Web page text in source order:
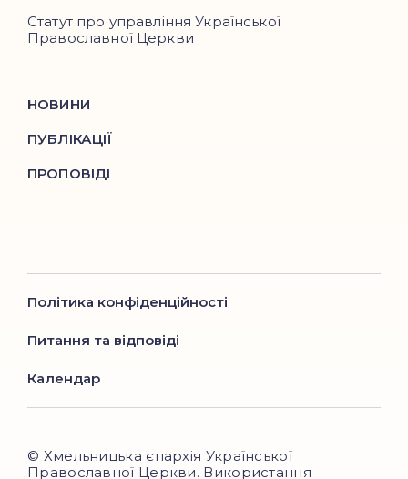
Статут про управління Української
Православної Церкви
НОВИНИ
ПУБЛІКАЦІЇ
ПРОПОВІДІ
Політика конфіденційності
Питання та відповіді
Календар
© Хмельницька єпархія Української
Православної Церкви. Використання